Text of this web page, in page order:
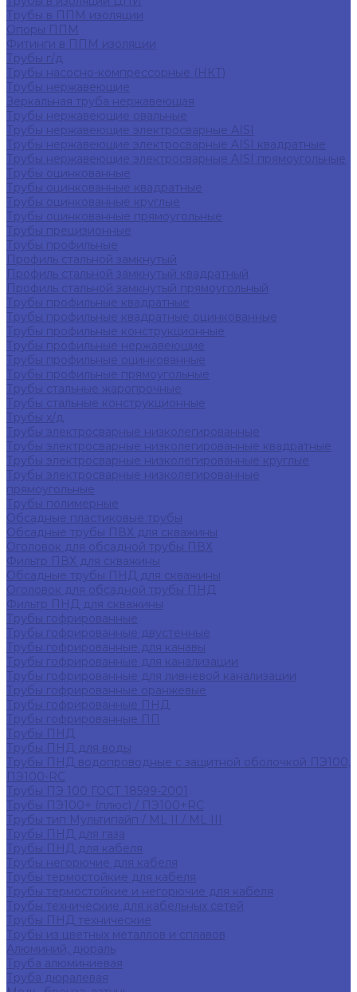
Трубы в ППМ изоляции
Опоры ППМ
Фитинги в ППМ изоляции
Трубы г/д
Трубы насосно-компрессорные (НКТ)
Трубы нержавеющие
Зеркальная труба нержавеющая
Трубы нержавеющие овальные
Трубы нержавеющие электросварные AISI
Трубы нержавеющие электросварные AISI квадратные
Трубы нержавеющие электросварные AISI прямоугольные
Трубы оцинкованные
Трубы оцинкованные квадратные
Трубы оцинкованные круглые
Трубы оцинкованные прямоугольные
Трубы прецизионные
Трубы профильные
Профиль стальной замкнутый
Профиль стальной замкнутый квадратный
Профиль стальной замкнутый прямоугольный
Трубы профильные квадратные
Трубы профильные квадратные оцинкованные
Трубы профильные конструкционные
Трубы профильные нержавеющие
Трубы профильные оцинкованные
Трубы профильные прямоугольные
Трубы стальные жаропрочные
Трубы стальные конструкционные
Трубы х/д
Трубы электросварные низколегированные
Трубы электросварные низколегированные квадратные
Трубы электросварные низколегированные круглые
Трубы электросварные низколегированные
прямоугольные
Трубы полимерные
Обсадные пластиковые трубы
Обсадные трубы ПВХ для скважины
Оголовок для обсадной трубы ПВХ
Фильтр ПВХ для скважины
Обсадные трубы ПНД для скважины
Оголовок для обсадной трубы ПНД
Фильтр ПНД для скважины
Трубы гофрированные
Трубы гофрированные двустенные
Трубы гофрированные для канавы
Трубы гофрированные для канализации
Трубы гофрированные для ливневой канализации
Трубы гофрированные оранжевые
Трубы гофрированные ПНД
Трубы гофрированные ПП
Трубы ПНД
Трубы ПНД для воды
Трубы ПНД водопроводные с защитной оболочкой ПЭ100,
ПЭ100-RC
Трубы ПЭ 100 ГОСТ 18599-2001
Трубы ПЭ100+ (плюс) / ПЭ100+RC
Трубы тип Мультипайп / ML II / ML III
Трубы ПНД для газа
Трубы ПНД для кабеля
Трубы негорючие для кабеля
Трубы термостойкие для кабеля
Трубы термостойкие и негорючие для кабеля
Трубы технические для кабельных сетей
Трубы ПНД технические
Трубы из цветных металлов и сплавов
Алюминий, дюраль
Труба алюминиевая
Труба дюралевая